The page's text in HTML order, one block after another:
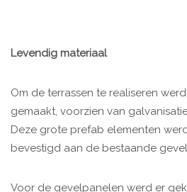
Levendig materiaal
Om de terrassen te realiseren
gemaakt, voorzien van
Deze grote prefab elementen
bevestigd aan de bestaande
Voor de gevelpanelen werd er